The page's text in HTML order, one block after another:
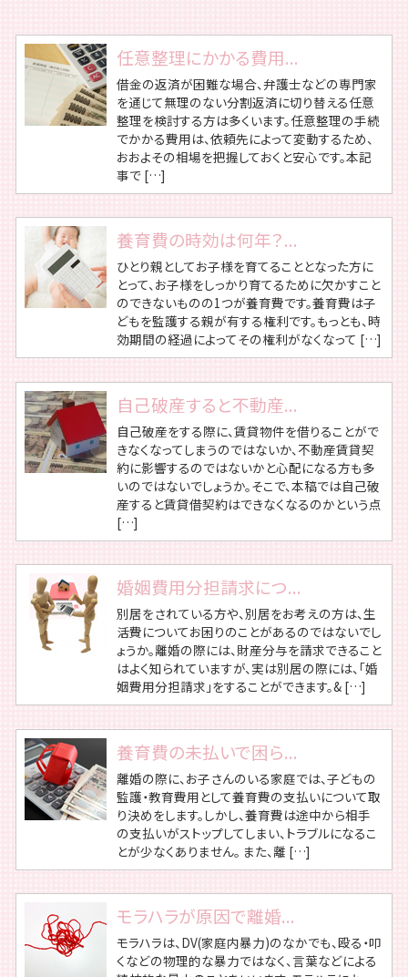
任意整理にかかる費用...
借金の返済が困難な場合、弁護士などの専門家
を通じて無理のない分割返済に切り替える任意
整理を検討する方は多くいます。任意整理の手続
でかかる費用は、依頼先によって変動するため、
おおよその相場を把握しておくと安心です。本記
事で […]
養育費の時効は何年？...
ひとり親としてお子様を育てることとなった方に
とって、お子様をしっかり育てるために欠かすこと
のできないものの1つが養育費です。養育費は子
どもを監護する親が有する権利です。もっとも、時
効期間の経過によってその権利がなくなって […]
自己破産すると不動産...
自己破産をする際に、賃貸物件を借りることがで
きなくなってしまうのではないか、不動産賃貸契
約に影響するのではないかと心配になる方も多
いのではないでしょうか。そこで、本稿では自己破
産すると賃貸借契約はできなくなるのかという点
[…]
婚姻費用分担請求につ...
別居をされている方や、別居をお考えの方は、生
活費についてお困りのことがあるのではないでし
ょうか。離婚の際には、財産分与を請求できること
はよく知られていますが、実は別居の際には、「婚
姻費用分担請求」をすることができます。& […]
養育費の未払いで困ら...
離婚の際に、お子さんのいる家庭では、子どもの
監護・教育費用として養育費の支払いについて取
り決めをします。しかし、養育費は途中から相手
の支払いがストップしてしまい、トラブルになるこ
とが少なくありません。 また、離 […]
モラハラが原因で離婚...
モラハラは、DV(家庭内暴力)のなかでも、殴る・叩
くなどの物理的な暴力ではなく、言葉などによる